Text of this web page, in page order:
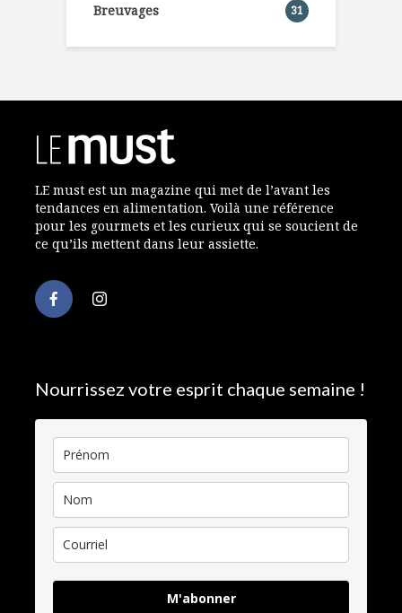
Breuvages 31
LE must est un magazine qui met de l’avant les
tendances en alimentation. Voilà une référence
pour les gourmets et les curieux qui se soucient de
ce qu’ils mettent dans leur assiette.
Nourrissez votre esprit chaque semaine !
M'abonner